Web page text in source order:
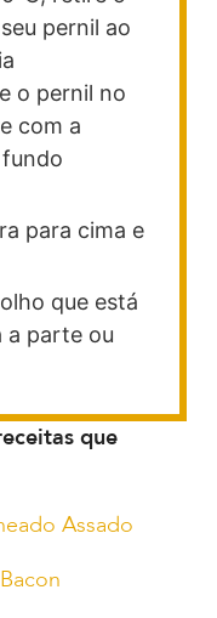
pernil ao
o pernil no
com a
para cima e
que está
a parte ou
que
Assado